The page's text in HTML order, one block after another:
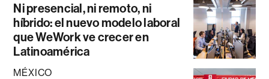
Ni presencial, ni remoto, ni
híbrido: el nuevo modelo laboral
que WeWork ve crecer en
Latinoamérica
MÉXICO